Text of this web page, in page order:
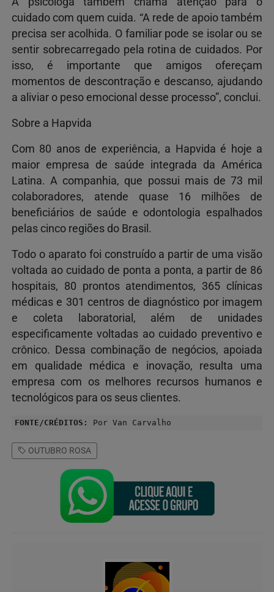
cuidado com quem cuida. “A rede de apoio também
precisa ser acolhida. O familiar pode se isolar ou se
sentir sobrecarregado pela rotina de cuidados. Por
isso, é importante que amigos ofereçam
momentos de descontração e descanso, ajudando
a aliviar o peso emocional desse processo”, conclui.
Sobre a Hapvida
Com 80 anos de experiência, a Hapvida é hoje a
maior empresa de saúde integrada da América
Latina. A companhia, que possui mais de 73 mil
colaboradores, atende quase 16 milhões de
beneficiários de saúde e odontologia espalhados
pelas cinco regiões do Brasil.
Todo o aparato foi construído a partir de uma visão
voltada ao cuidado de ponta a ponta, a partir de 86
hospitais, 80 prontos atendimentos, 365 clínicas
médicas e 301 centros de diagnóstico por imagem
e coleta laboratorial, além de unidades
especificamente voltadas ao cuidado preventivo e
crônico. Dessa combinação de negócios, apoiada
em qualidade médica e inovação, resulta uma
empresa com os melhores recursos humanos e
tecnológicos para os seus clientes.
FONTE/CRÉDITOS: Por Van Carvalho
OUTUBRO ROSA